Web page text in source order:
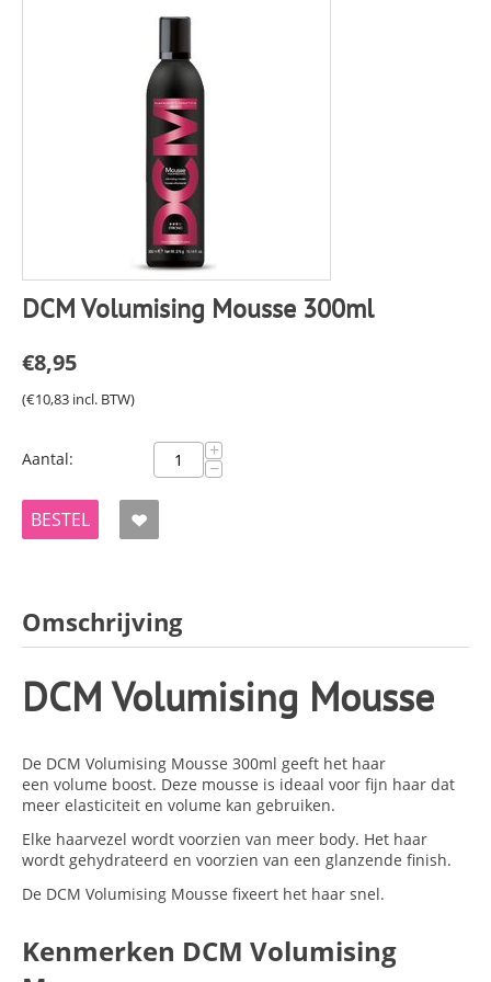
DCM Volumising Mousse 300ml
€8,95
(€10,83 incl. BTW)
Aantal: +
−
BESTEL
Omschrijving
DCM Volumising Mousse
De DCM Volumising Mousse 300ml geeft het haar
een volume boost. Deze mousse is ideaal voor fijn haar dat
meer elasticiteit en volume kan gebruiken.
Elke haarvezel wordt voorzien van meer body. Het haar
wordt gehydrateerd en voorzien van een glanzende finish.
De DCM Volumising Mousse fixeert het haar snel.
Kenmerken DCM Volumising